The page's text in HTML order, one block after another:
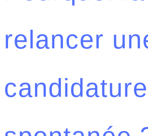
relancer
candidature